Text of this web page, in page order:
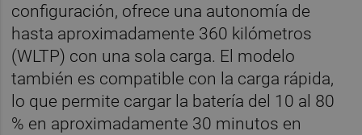
configuración, ofrece una autonomía de
hasta aproximadamente 360 kilómetros
(WLTP) con una sola carga. El modelo
también es compatible con la carga rápida,
lo que permite cargar la batería del 10 al 80
% en aproximadamente 30 minutos en